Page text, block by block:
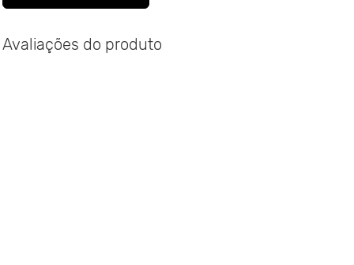
Avaliações do produto